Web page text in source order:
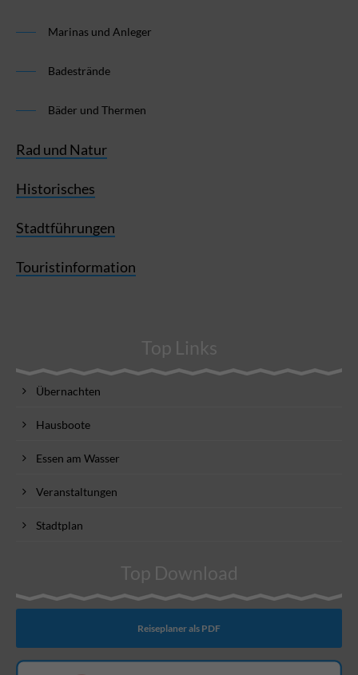
Marinas und Anleger
Badestrände
Bäder und Thermen
Rad und Natur
Historisches
Stadtführungen
Touristinformation
Top Links
Übernachten
Hausboote
Essen am Wasser
Veranstaltungen
Stadtplan
Top Download
Reiseplaner als PDF